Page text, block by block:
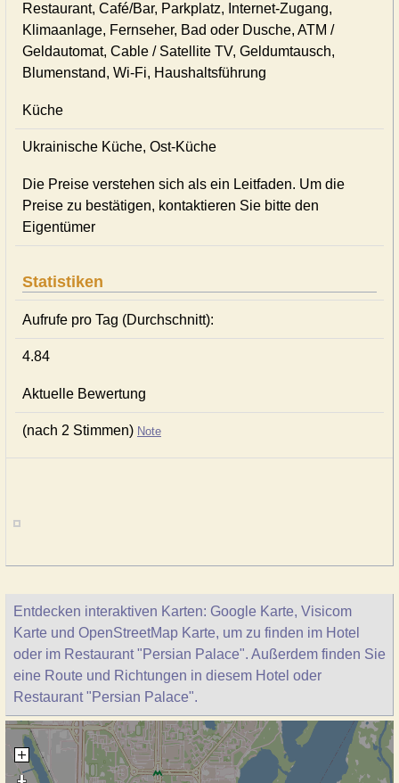
Restaurant, Café/Bar, Parkplatz, Internet-Zugang,
Klimaanlage, Fernseher, Bad oder Dusche, ATM /
Geldautomat, Cable / Satellite TV, Geldumtausch,
Blumenstand, Wi-Fi, Haushaltsführung
Küche
Ukrainische Küche, Ost-Küche
Die Preise verstehen sich als ein Leitfaden. Um die
Preise zu bestätigen, kontaktieren Sie bitte den
Eigentümer
Statistiken
Aufrufe pro Tag (Durchschnitt):
4.84
Aktuelle Bewertung
(nach 2 Stimmen) Note
Entdecken interaktiven Karten: Google Karte, Visicom
Karte und OpenStreetMap Karte, um zu finden im Hotel
oder im Restaurant "Persian Palace". Außerdem finden Sie
eine Route und Richtungen in diesem Hotel oder
Restaurant "Persian Palace".